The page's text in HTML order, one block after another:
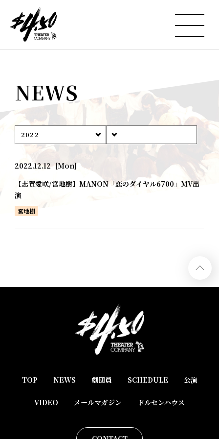
NEWS
2022
2022.12.12 [Mon]
【志賀愛咲/宮地樹】MANON「恋のダイヤル6700」MV出
演
宮地樹
TOP NEWS 劇団員 SCHEDULE 公演
VIDEO メールマガジン ドルセンハウス